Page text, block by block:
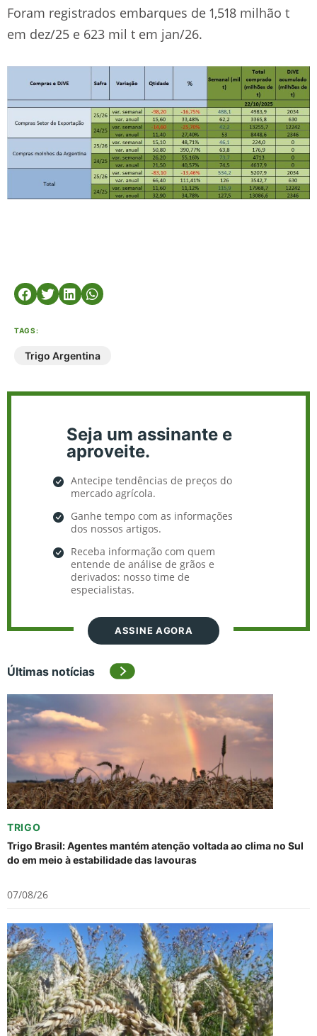
Foram registrados embarques de 1,518 milhão t
em dez/25 e 623 mil t em jan/26.
TAGS:
Trigo Argentina
Seja um assinante e
aproveite.
Antecipe tendências de preços do
mercado agrícola.
Ganhe tempo com as informações
dos nossos artigos.
Receba informação com quem
entende de análise de grãos e
derivados: nosso time de
especialistas.
ASSINE AGORA
Últimas notícias
TRIGO
Trigo Brasil: Agentes mantém atenção voltada ao clima no Sul
do em meio à estabilidade das lavouras
07/08/26